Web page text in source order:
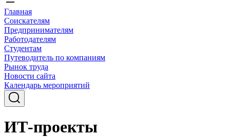
Главная
Соискателям
Предпринимателям
Работодателям
Студентам
Путеводитель по компаниям
Рынок труда
Новости сайта
Календарь мероприятий
ИТ-проекты